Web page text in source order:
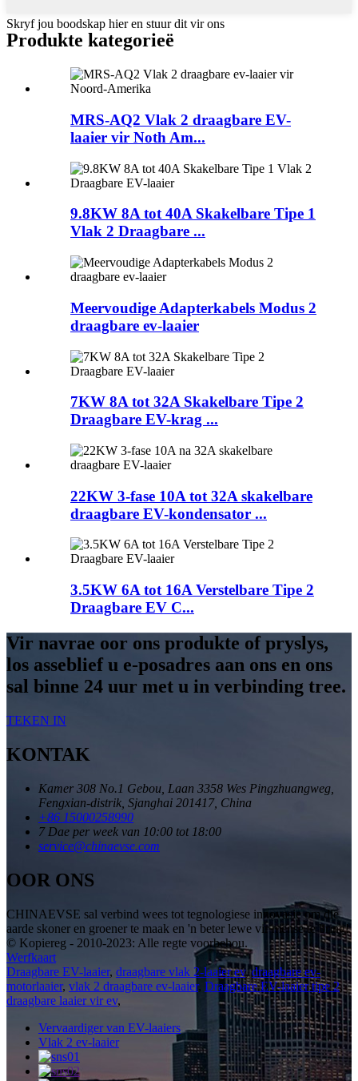
Skryf jou boodskap hier en stuur dit vir ons
Produkte kategorieë
MRS-AQ2 Vlak 2 draagbare EV-
laaier vir Noth Am...
9.8KW 8A tot 40A Skakelbare Tipe 1
Vlak 2 Draagbare ...
Meervoudige Adapterkabels Modus 2
draagbare ev-laaier
7KW 8A tot 32A Skakelbare Tipe 2
Draagbare EV-krag ...
22KW 3-fase 10A tot 32A skakelbare
draagbare EV-kondensator ...
3.5KW 6A tot 16A Verstelbare Tipe 2
Draagbare EV C...
Vir navrae oor ons produkte of pryslys,
los asseblief u e-posadres aan ons en ons
sal binne 24 uur met u in verbinding tree.
TEKEN IN
KONTAK
Kamer 308 No.1 Gebou, Laan 3358 Wes Pingzhuangweg,
Fengxian-distrik, Sjanghai 201417, China
+86 15000258990
7 Dae per week van 10:00 tot 18:00
service@chinaevse.com
OOR ONS
CHINAEVSE sal verbind wees tot tegnologiese innovasie om die
aarde skoner en groener te maak en 'n beter lewe vir mense te bring!
© Kopiereg - 2010-2023: Alle regte voorbehou.
Werfkaart
Draagbare EV-laaier, draagbare vlak 2-laaier ev,draagbare ev-
motorlaaier, vlak 2 draagbare ev-laaier, Draagbare EV-laaier tipe 2,
draagbare laaier vir ev,
Vervaardiger van EV-laaiers
Vlak 2 ev-laaier